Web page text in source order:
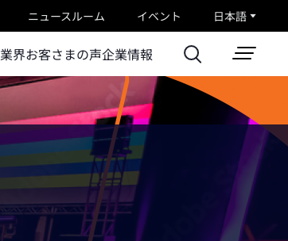
ニュースルーム イベント 日本語
業界お客さまの声企業情報